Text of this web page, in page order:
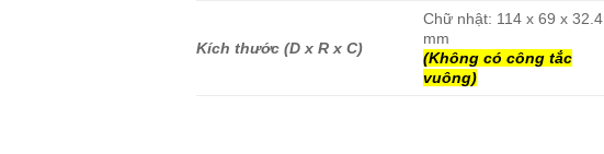
Kích thước (D x R x C)
Chữ nhật: 114 x 69 x 32.4
mm
(Không có công tắc
vuông)